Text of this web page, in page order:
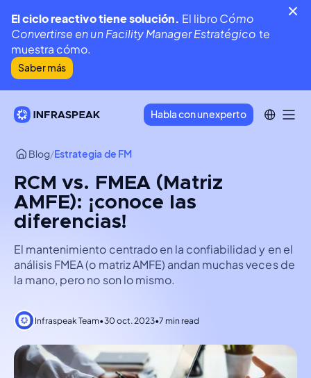
El ciclo reactivo tiene solución. El libroCómo
Convertirse en un Facility Manager Estratégico te
muestra cómo.
Saber más
Habla con un experto
Blog/Estrategia de FM
RCM vs. FMEA (Matriz
AMFE): ¡conoce las
diferencias!
El mantenimiento centrado en la confiabilidad y en el
análisis FMEA (o matriz AMFE) andan muchas veces de
la mano, pero no son lo mismo.
Infraspeak Team•30 oct. 2023•7 min read